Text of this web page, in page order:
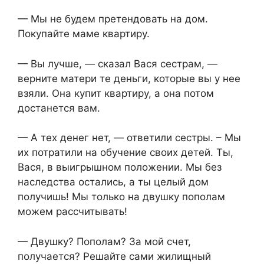
— Мы не будем претендовать на дом.
Покупайте маме квартиру.
— Вы лучше, — сказал Вася сестрам, —
верните матери те деньги, которые вы у нее
взяли. Она купит квартиру, а она потом
достанется вам.
— А тех денег нет, — ответили сестры. – Мы
их потратили на обучение своих детей. Ты,
Вася, в выигрышном положении. Мы без
наследства остались, а ты целый дом
получишь! Мы только на двушку пополам
можем рассчитывать!
— Двушку? Пополам? За мой счет,
получается? Решайте сами жилищный